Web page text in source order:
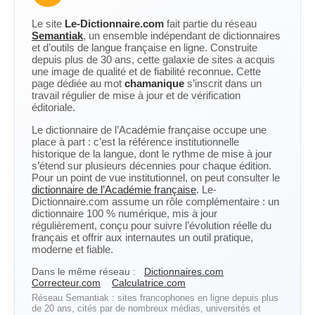
Le site Le-Dictionnaire.com fait partie du réseau
Semantiak, un ensemble indépendant de dictionnaires
et d’outils de langue française en ligne. Construite
depuis plus de 30 ans, cette galaxie de sites a acquis
une image de qualité et de fiabilité reconnue. Cette
page dédiée au mot chamanique s’inscrit dans un
travail régulier de mise à jour et de vérification
éditoriale.
Le dictionnaire de l’Académie française occupe une
place à part : c’est la référence institutionnelle
historique de la langue, dont le rythme de mise à jour
s’étend sur plusieurs décennies pour chaque édition.
Pour un point de vue institutionnel, on peut consulter le
dictionnaire de l’Académie française. Le-
Dictionnaire.com assume un rôle complémentaire : un
dictionnaire 100 % numérique, mis à jour
régulièrement, conçu pour suivre l’évolution réelle du
français et offrir aux internautes un outil pratique,
moderne et fiable.
Dans le même réseau :
Dictionnaires.com
Correcteur.com
Calculatrice.com
Réseau Semantiak : sites francophones en ligne depuis plus
de 20 ans, cités par de nombreux médias, universités et